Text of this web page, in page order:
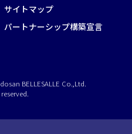
サイトマップ
パートナーシップ構築宣言
BELLESALLE Co.,Ltd.